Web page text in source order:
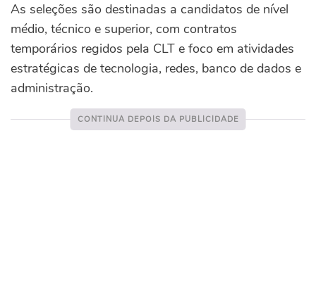
As seleções são destinadas a candidatos de nível
médio, técnico e superior, com contratos
temporários regidos pela CLT e foco em atividades
estratégicas de tecnologia, redes, banco de dados e
administração.